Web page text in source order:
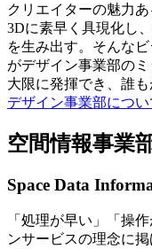
クリエイターの魅力
3Dに素早く具現化し
を生み出す。そんな
がデザイン事業部の
大限に発揮でき、誰
デザイン事業部につい
空間情報事業
Space Data
「処理が早い」「操
ンサービスの理念に